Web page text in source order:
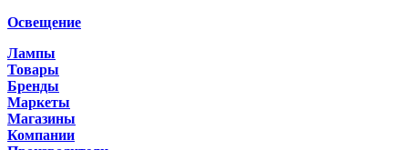
Освещение
Лампы
Товары
Бренды
Маркеты
Магазины
Компании